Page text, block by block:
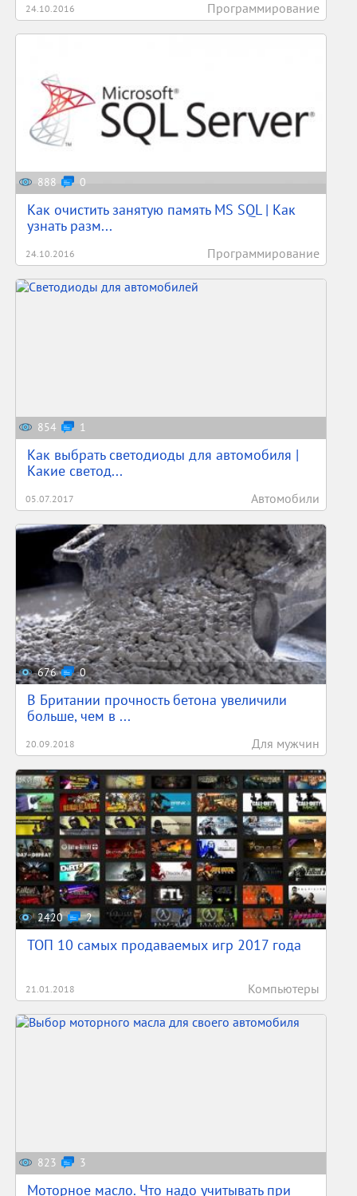
24.10.2016 Программирование
888 0
Как очистить занятую память MS SQL | Как
узнать разм...
24.10.2016 Программирование
854 1
Как выбрать светодиоды для автомобиля |
Какие светод...
05.07.2017 Автомобили
676 0
В Британии прочность бетона увеличили
больше, чем в ...
20.09.2018 Для мужчин
2420 2
ТОП 10 самых продаваемых игр 2017 года
21.01.2018 Компьютеры
823 3
Моторное масло. Что надо учитывать при